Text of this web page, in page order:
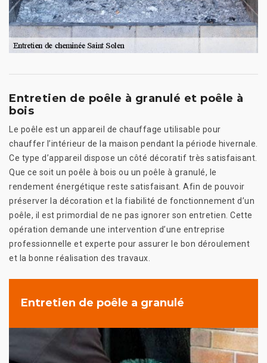
Entretien de poêle à granulé et poêle à
bois
Le poêle est un appareil de chauffage utilisable pour
chauffer l’intérieur de la maison pendant la période hivernale.
Ce type d’appareil dispose un côté décoratif très satisfaisant.
Que ce soit un poêle à bois ou un poêle à granulé, le
rendement énergétique reste satisfaisant. Afin de pouvoir
préserver la décoration et la fiabilité de fonctionnement d’un
poêle, il est primordial de ne pas ignorer son entretien. Cette
opération demande une intervention d’une entreprise
professionnelle et experte pour assurer le bon déroulement
et la bonne réalisation des travaux.
Entretien de poêle a granulé